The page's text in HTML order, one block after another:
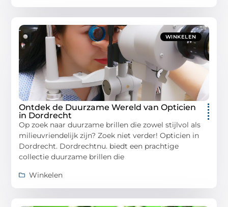
WINKELEN
Ontdek de Duurzame Wereld van Opticien
in Dordrecht
Op zoek naar duurzame brillen die zowel stijlvol als
milieuvriendelijk zijn? Zoek niet verder! Opticien in
Dordrecht. Dordrechtnu. biedt een prachtige
collectie duurzame brillen die
Winkelen